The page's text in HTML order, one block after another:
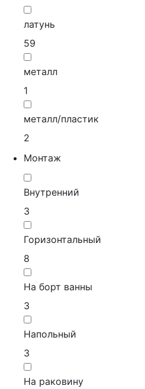
латунь
59
металл
1
металл/пластик
2
Монтаж
Внутренний
3
Горизонтальный
8
На борт ванны
3
Напольный
3
На раковину